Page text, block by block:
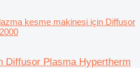
kesme makinesi için Diffusor
Diffusor Plasma Hypertherm